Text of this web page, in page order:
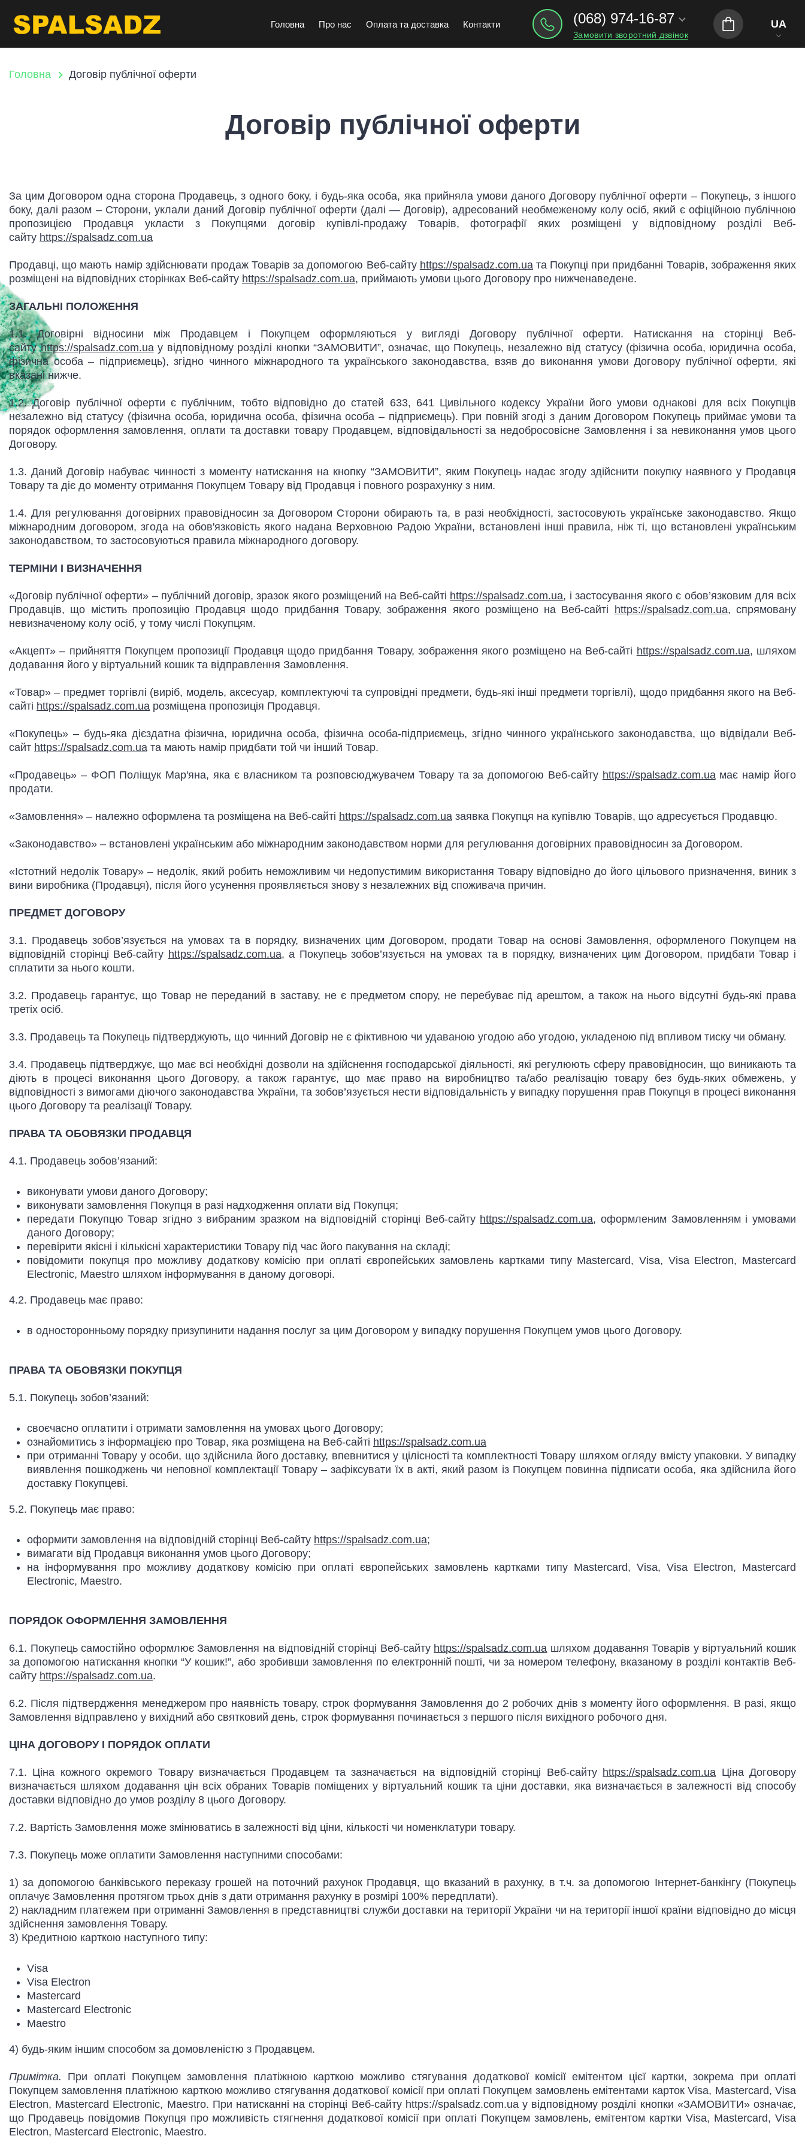
Головна Про нас Оплата та доставка Контакти (068) 974-16-87
Замовити зворотний дзвінок
UA
Головна Договір публічної оферти
Договір публічної оферти
За цим Договором одна сторона Продавець, з одного боку, і будь-яка особа, яка прийняла умови даного Договору публічної оферти – Покупець, з іншого
боку, далі разом – Сторони, уклали даний Договір публічної оферти (далі — Договір), адресований необмеженому колу осіб, який є офіційною публічною
пропозицією Продавця укласти з Покупцями договір купівлі-продажу Товарів, фотографії яких розміщені у відповідному розділі Веб-
сайту https://spalsadz.com.ua
Продавці, що мають намір здійснювати продаж Товарів за допомогою Веб-сайту https://spalsadz.com.ua та Покупці при придбанні Товарів, зображення яких
розміщені на відповідних сторінках Веб-сайту https://spalsadz.com.ua, приймають умови цього Договору про нижченаведене.
ЗАГАЛЬНІ ПОЛОЖЕННЯ
1.1. Договірні відносини між Продавцем і Покупцем оформляються у вигляді Договору публічної оферти. Натискання на сторінці Веб-
сайтуhttps://spalsadz.com.ua у відповідному розділі кнопки “ЗАМОВИТИ”, означає, що Покупець, незалежно від статусу (фізична особа, юридична особа,
фізична особа – підприємець), згідно чинного міжнародного та українського законодавства, взяв до виконання умови Договору публічної оферти, які
вказані нижче.
1.2. Договір публічної оферти є публічним, тобто відповідно до статей 633, 641 Цивільного кодексу України його умови однакові для всіх Покупців
незалежно від статусу (фізична особа, юридична особа, фізична особа – підприємець). При повній згоді з даним Договором Покупець приймає умови та
порядок оформлення замовлення, оплати та доставки товару Продавцем, відповідальності за недобросовісне Замовлення і за невиконання умов цього
Договору.
1.3. Даний Договір набуває чинності з моменту натискання на кнопку “ЗАМОВИТИ”, яким Покупець надає згоду здійснити покупку наявного у Продавця
Товару та діє до моменту отримання Покупцем Товару від Продавця і повного розрахунку з ним.
1.4. Для регулювання договірних правовідносин за Договором Сторони обирають та, в разі необхідності, застосовують українське законодавство. Якщо
міжнародним договором, згода на обов'язковість якого надана Верховною Радою України, встановлені інші правила, ніж ті, що встановлені українським
законодавством, то застосовуються правила міжнародного договору.
ТЕРМІНИ І ВИЗНАЧЕННЯ
«Договір публічної оферти» – публічний договір, зразок якого розміщений на Веб-сайті https://spalsadz.com.ua, і застосування якого є обов’язковим для всіх
Продавців, що містить пропозицію Продавця щодо придбання Товару, зображення якого розміщено на Веб-сайті https://spalsadz.com.ua, спрямовану
невизначеному колу осіб, у тому числі Покупцям.
«Акцепт» – прийняття Покупцем пропозиції Продавця щодо придбання Товару, зображення якого розміщено на Веб-сайті https://spalsadz.com.ua, шляхом
додавання його у віртуальний кошик та відправлення Замовлення.
«Товар» – предмет торгівлі (виріб, модель, аксесуар, комплектуючі та супровідні предмети, будь-які інші предмети торгівлі), щодо придбання якого на Веб-
сайті https://spalsadz.com.ua розміщена пропозиція Продавця.
«Покупець» – будь-яка дієздатна фізична, юридична особа, фізична особа-підприємець, згідно чинного українського законодавства, що відвідали Веб-
сайт https://spalsadz.com.ua та мають намір придбати той чи інший Товар.
«Продавець» – ФОП Поліщук Мар'яна, яка є власником та розповсюджувачем Товару та за допомогою Веб-сайту https://spalsadz.com.ua має намір його
продати.
«Замовлення» – належно оформлена та розміщена на Веб-сайті https://spalsadz.com.ua заявка Покупця на купівлю Товарів, що адресується Продавцю.
«Законодавство» – встановлені українським або міжнародним законодавством норми для регулювання договірних правовідносин за Договором.
«Істотний недолік Товару» – недолік, який робить неможливим чи недопустимим використання Товару відповідно до його цільового призначення, виник з
вини виробника (Продавця), після його усунення проявляється знову з незалежних від споживача причин.
ПРЕДМЕТ ДОГОВОРУ
3.1. Продавець зобов’язується на умовах та в порядку, визначених цим Договором, продати Товар на основі Замовлення, оформленого Покупцем на
відповідній сторінці Веб-сайту https://spalsadz.com.ua, а Покупець зобов’язується на умовах та в порядку, визначених цим Договором, придбати Товар і
сплатити за нього кошти.
3.2. Продавець гарантує, що Товар не переданий в заставу, не є предметом спору, не перебуває під арештом, а також на нього відсутні будь-які права
третіх осіб.
3.3. Продавець та Покупець підтверджують, що чинний Договір не є фіктивною чи удаваною угодою або угодою, укладеною під впливом тиску чи обману.
3.4. Продавець підтверджує, що має всі необхідні дозволи на здійснення господарської діяльності, які регулюють сферу правовідносин, що виникають та
діють в процесі виконання цього Договору, а також гарантує, що має право на виробництво та/або реалізацію товару без будь-яких обмежень, у
відповідності з вимогами діючого законодавства України, та зобов’язується нести відповідальність у випадку порушення прав Покупця в процесі виконання
цього Договору та реалізації Товару.
ПРАВА ТА ОБОВЯЗКИ ПРОДАВЦЯ
4.1. Продавець зобов’язаний:
виконувати умови даного Договору;
виконувати замовлення Покупця в разі надходження оплати від Покупця;
передати Покупцю Товар згідно з вибраним зразком на відповідній сторінці Веб-сайту https://spalsadz.com.ua, оформленим Замовленням і умовами
даного Договору;
перевірити якісні і кількісні характеристики Товару під час його пакування на складі;
повідомити покупця про можливу додаткову комісію при оплаті європейських замовлень картками типу Mastercard, Visa, Visa Electron, Mastercard
Electronic, Maestro шляхом інформування в даному договорі.
4.2. Продавець має право:
в односторонньому порядку призупинити надання послуг за цим Договором у випадку порушення Покупцем умов цього Договору.
ПРАВА ТА ОБОВЯЗКИ ПОКУПЦЯ
5.1. Покупець зобов’язаний:
своєчасно оплатити і отримати замовлення на умовах цього Договору;
ознайомитись з інформацією про Товар, яка розміщена на Веб-сайті https://spalsadz.com.ua
при отриманні Товару у особи, що здійснила його доставку, впевнитися у цілісності та комплектності Товару шляхом огляду вмісту упаковки. У випадку
виявлення пошкоджень чи неповної комплектації Товару – зафіксувати їх в акті, який разом із Покупцем повинна підписати особа, яка здійснила його
доставку Покупцеві.
5.2. Покупець має право:
оформити замовлення на відповідній сторінці Веб-сайту https://spalsadz.com.ua;
вимагати від Продавця виконання умов цього Договору;
на інформування про можливу додаткову комісію при оплаті європейських замовлень картками типу Mastercard, Visa, Visa Electron, Mastercard
Electronic, Maestro.
ПОРЯДОК ОФОРМЛЕННЯ ЗАМОВЛЕННЯ
6.1. Покупець самостійно оформлює Замовлення на відповідній сторінці Веб-сайту https://spalsadz.com.ua шляхом додавання Товарів у віртуальний кошик
за допомогою натискання кнопки “У кошик!”, або зробивши замовлення по електронній пошті, чи за номером телефону, вказаному в розділі контактів Веб-
сайту https://spalsadz.com.ua.
6.2. Після підтвердження менеджером про наявність товару, строк формування Замовлення до 2 робочих днів з моменту його оформлення. В разі, якщо
Замовлення відправлено у вихідний або святковий день, строк формування починається з першого після вихідного робочого дня.
ЦІНА ДОГОВОРУ І ПОРЯДОК ОПЛАТИ
7.1. Ціна кожного окремого Товару визначається Продавцем та зазначається на відповідній сторінці Веб-сайту https://spalsadz.com.ua Ціна Договору
визначається шляхом додавання цін всіх обраних Товарів поміщених у віртуальний кошик та ціни доставки, яка визначається в залежності від способу
доставки відповідно до умов розділу 8 цього Договору.
7.2. Вартість Замовлення може змінюватись в залежності від ціни, кількості чи номенклатури товару.
7.3. Покупець може оплатити Замовлення наступними способами:
1) за допомогою банківського переказу грошей на поточний рахунок Продавця, що вказаний в рахунку, в т.ч. за допомогою Інтернет-банкінгу (Покупець
оплачує Замовлення протягом трьох днів з дати отримання рахунку в розмірі 100% передплати).
2) накладним платежем при отриманні Замовлення в представництві служби доставки на території України чи на території іншої країни відповідно до місця
здійснення замовлення Товару.
3) Кредитною карткою наступного типу:
Visa
Visa Electron
Mastercard
Mastercard Electronic
Maestro
4) будь-яким іншим способом за домовленістю з Продавцем.
Примітка. При оплаті Покупцем замовлення платіжною карткою можливо стягування додаткової комісії емітентом цієї картки, зокрема при оплаті
Покупцем замовлення платіжною карткою можливо стягування додаткової комісії при оплаті Покупцем замовлень емітентами карток Visa, Mastercard, Visa
Electron, Mastercard Electronic, Maestro. При натисканні на сторінці Веб-сайту https://spalsadz.com.ua у відповідному розділі кнопки «ЗАМОВИТИ» означає,
що Продавець повідомив Покупця про можливість стягнення додаткової комісії при оплаті Покупцем замовлень, емітентом картки Visa, Mastercard, Visa
Electron, Mastercard Electronic, Maestro.